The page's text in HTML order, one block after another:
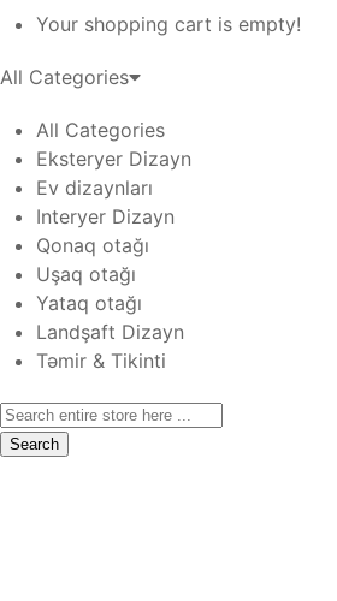
Your shopping cart is empty!
All Categories
All Categories
Eksteryer Dizayn
Ev dizaynları
Interyer Dizayn
Qonaq otağı
Uşaq otağı
Yataq otağı
Landşaft Dizayn
Təmir & Tikinti
Search